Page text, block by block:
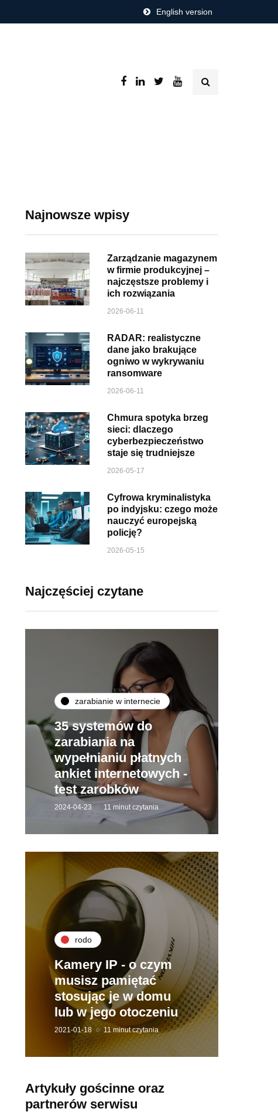
English version
Najnowsze wpisy
Zarządzanie magazynem
w firmie produkcyjnej –
najczęstsze problemy i
ich rozwiązania
2026-06-11
RADAR: realistyczne
dane jako brakujące
ogniwo w wykrywaniu
ransomware
2026-06-11
Chmura spotyka brzeg
sieci: dlaczego
cyberbezpieczeństwo
staje się trudniejsze
2026-05-17
Cyfrowa kryminalistyka
po indyjsku: czego może
nauczyć europejską
policję?
2026-05-15
Najczęściej czytane
zarabianie w internecie
35 systemów do
zarabiania na
wypełnianiu płatnych
ankiet internetowych -
test zarobków
2024-04-23 11 minut czytania
rodo
Kamery IP - o czym
musisz pamiętać
stosując je w domu
lub w jego otoczeniu
2021-01-18 11 minut czytania
Artykuły gościnne oraz
partnerów serwisu